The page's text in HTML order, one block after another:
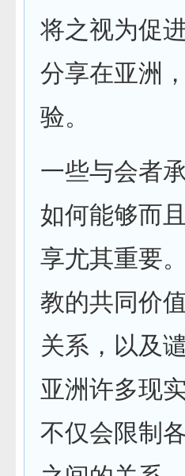
将之视为促
分享在亚洲
验。
一些与会者
如何能够而
享尤其重要
教的共同价
关系，以及
亚洲许多现
不仅会限制